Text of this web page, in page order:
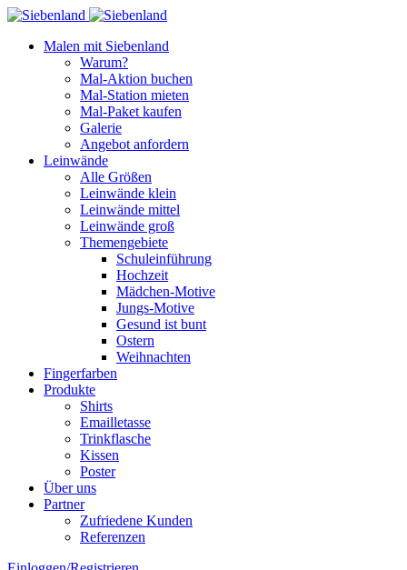
Malen mit Siebenland
Warum?
Mal-Aktion buchen
Mal-Station mieten
Mal-Paket kaufen
Galerie
Angebot anfordern
Leinwände
Alle Größen
Leinwände klein
Leinwände mittel
Leinwände groß
Themengebiete
Schuleinführung
Hochzeit
Mädchen-Motive
Jungs-Motive
Gesund ist bunt
Ostern
Weihnachten
Fingerfarben
Produkte
Shirts
Emailletasse
Trinkflasche
Kissen
Poster
Über uns
Partner
Zufriedene Kunden
Referenzen